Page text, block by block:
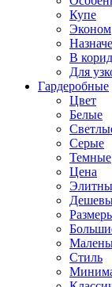
Купе
Эконом
В
Для
Гардеробные
Цвет
Белые
Серые
Темные
Цена
Стиль